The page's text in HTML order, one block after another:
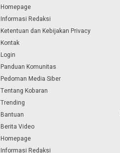
Homepage
Informasi Redaksi
Ketentuan dan Kebijakan Privacy
Kontak
Login
Panduan Komunitas
Pedoman Media Siber
Tentang Kobaran
Trending
Bantuan
Berita Video
Homepage
Informasi Redaksi